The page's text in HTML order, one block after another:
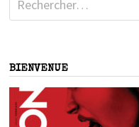
BIENVENUE